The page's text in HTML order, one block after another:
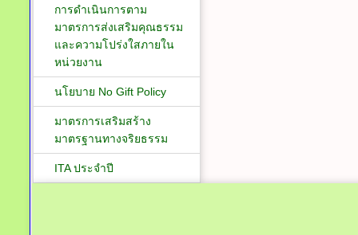
การดำเนินการตาม
มาตรการส่งเสริมคุณธรรม
และความโปร่งใสภายใน
หน่วยงาน
นโยบาย No Gift Policy
มาตรการเสริมสร้าง
มาตรฐานทางจริยธรรม
ITA ประจำปี